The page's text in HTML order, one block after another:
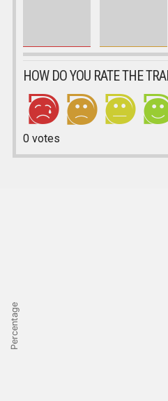
HOW DO YOU RATE THE
0votes
Percentage